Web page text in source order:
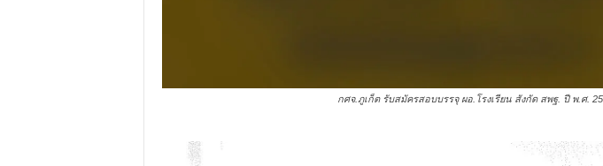
กศจ.ภูเก็ต รับสมัครสอบบรรจุ ผอ.โรงเรียน สังกัด สพฐ. ปี พ.ศ.